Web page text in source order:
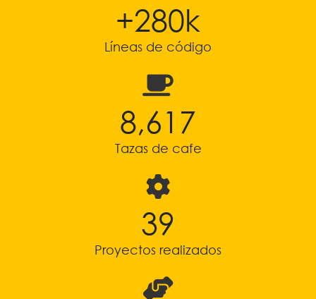
+295k
Líneas de código
9,067
Tazas de cafe
41
Proyectos realizados